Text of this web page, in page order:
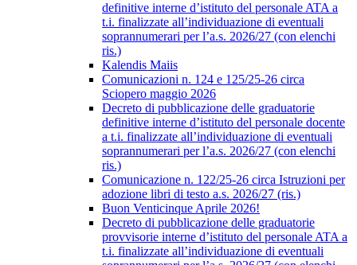
definitive interne d’istituto del personale ATA a
t.i. finalizzate all’individuazione di eventuali
soprannumerari per l’a.s. 2026/27 (con elenchi
ris.)
Kalendis Maiis
Comunicazioni n. 124 e 125/25-26 circa
Sciopero maggio 2026
Decreto di pubblicazione delle graduatorie
definitive interne d’istituto del personale docente
a t.i. finalizzate all’individuazione di eventuali
soprannumerari per l’a.s. 2026/27 (con elenchi
ris.)
Comunicazione n. 122/25-26 circa Istruzioni per
adozione libri di testo a.s. 2026/27 (ris.)
Buon Venticinque Aprile 2026!
Decreto di pubblicazione delle graduatorie
provvisorie interne d’istituto del personale ATA a
t.i. finalizzate all’individuazione di eventuali